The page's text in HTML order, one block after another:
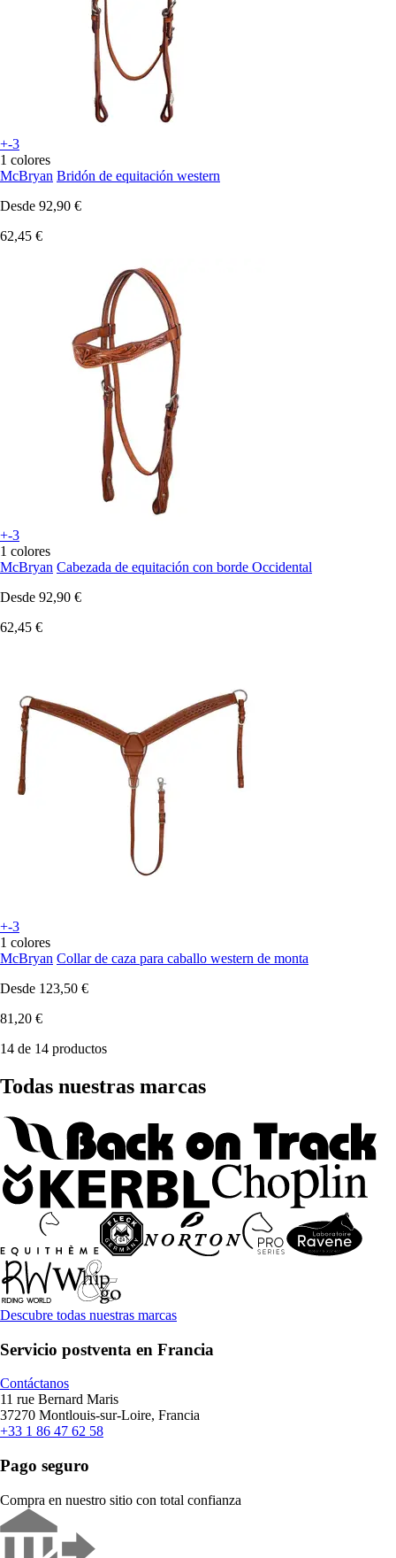
+-3
1 colores
McBryan Bridón de equitación western
Desde 92,90 €
62,45 €
+-3
1 colores
McBryan Cabezada de equitación con borde Occidental
Desde 92,90 €
62,45 €
+-3
1 colores
McBryan Collar de caza para caballo western de monta
Desde 123,50 €
81,20 €
14 de 14 productos
Todas nuestras marcas
Descubre todas nuestras marcas
Servicio postventa en Francia
Contáctanos
11 rue Bernard Maris
37270 Montlouis-sur-Loire, Francia
+33 1 86 47 62 58
Pago seguro
Compra en nuestro sitio con total confianza